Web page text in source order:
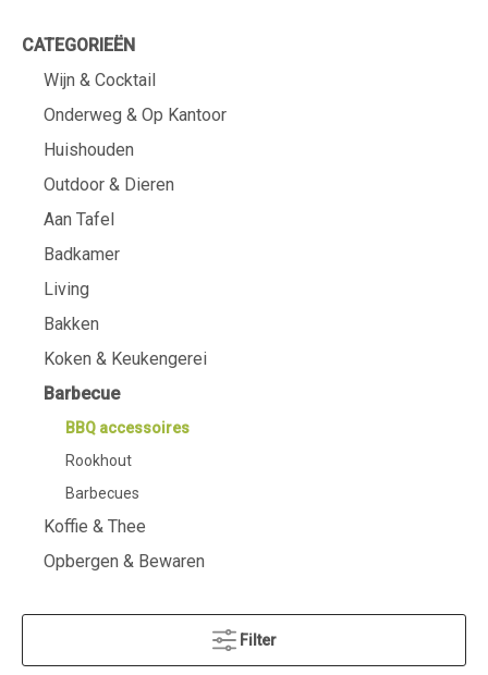
CATEGORIEËN
Wijn & Cocktail
Onderweg & Op Kantoor
Huishouden
Outdoor & Dieren
Aan Tafel
Badkamer
Living
Bakken
Koken & Keukengerei
Barbecue
BBQ accessoires
Rookhout
Barbecues
Koffie & Thee
Opbergen & Bewaren
Filter